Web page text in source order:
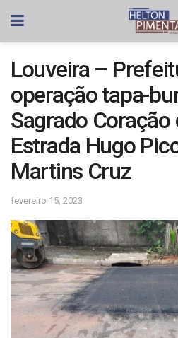
Louveira –
operação tapa-
Sagrado Coração
Estrada Hugo
Martins Cruz
fevereiro 15, 2023